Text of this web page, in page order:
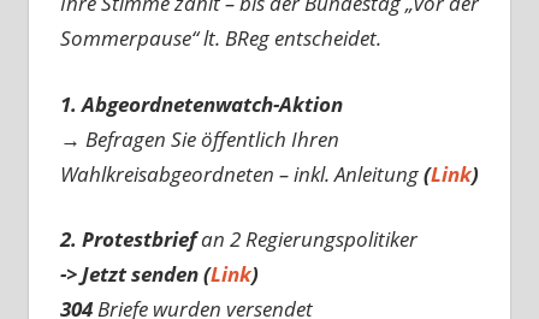
Sommerpause“ lt. BReg entscheidet.
1. Abgeordnetenwatch-Aktion
→ Befragen Sie öffentlich Ihren
Wahlkreisabgeordneten – inkl. Anleitung(Link)
2. Protestbriefan 2 Regierungspolitiker
-> Jetzt senden (Link)
304Briefe wurden versendet